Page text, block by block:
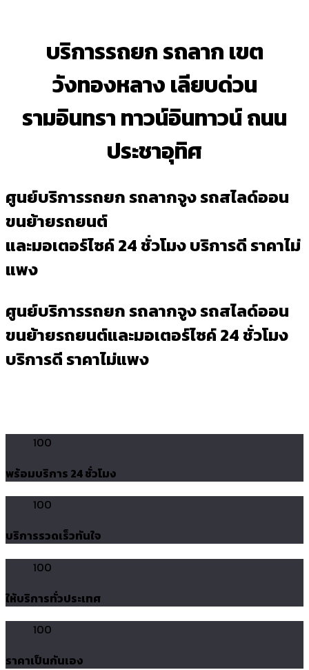
บริการรถยก รถลาก เขต
วังทองหลาง เลียบด่วน
รามอินทรา ทาวน์อินทาวน์ ถนน
ประชาอุทิศ
ศูนย์บริการรถยก รถลากจูง รถสไลด์ออน
ขนย้ายรถยนต์
และมอเตอร์ไซค์ 24 ชั่วโมง บริการดี ราคาไม่
แพง
ศูนย์บริการรถยก รถลากจูง รถสไลด์ออน
ขนย้ายรถยนต์และมอเตอร์ไซค์ 24 ชั่วโมง
บริการดี ราคาไม่แพง
100
พร้อมบริการ 24 ชั่วโมง
100
บริการรวดเร็วทันใจ
100
ให้บริการทั่วประเทศ
100
ราคาเป็นกันเอง